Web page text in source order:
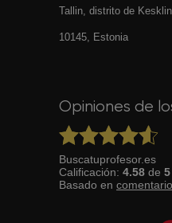
Tallin, distrito de
10145, Estonia
Opiniones de
Buscatuprofesor.es
Calificación: 4.58 de 5
Basado en